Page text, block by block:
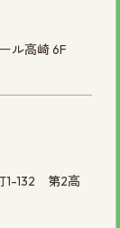
ル高崎 6F
1-132 第2高